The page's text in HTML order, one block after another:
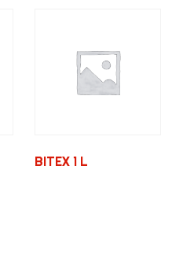
BITEX 1 L